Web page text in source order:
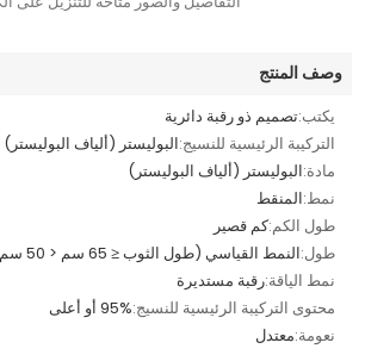
وصف المنتج
يكتب:تصميم ذو رقبة دائرية
التركيبة الرئيسية للنسيج:البوليستر (ألياف البوليستر)
مادة:البوليستر (ألياف البوليستر)
نمط:المنقط
طول الكم:كم قصير
طول:النمط القياسي (طول الثوب ≤ 65 سم < 50 سم)
نمط الياقة:رقبة مستديرة
محتوى التركيبة الرئيسية للنسيج:95% أو أعلى
نعومة:معتدل